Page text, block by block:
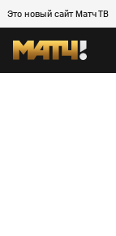
Это новый сайт Матч ТВ